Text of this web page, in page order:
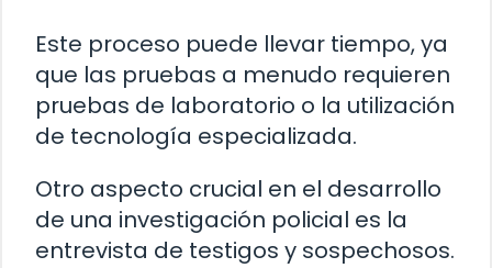
Este proceso puede llevar tiempo, ya
que las pruebas a menudo requieren
pruebas de laboratorio o la utilización
de tecnología especializada.
Otro aspecto crucial en el desarrollo
de una investigación policial es la
entrevista de testigos y sospechosos.